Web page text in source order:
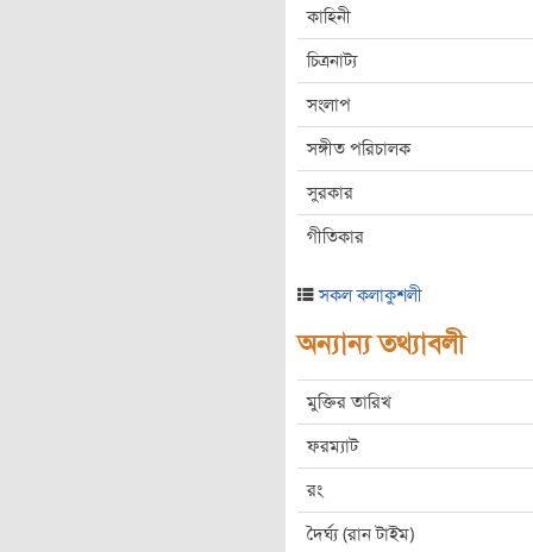
কাহিনী
চিত্রনাট্য
সংলাপ
সঙ্গীত পরিচালক
সুরকার
গীতিকার
সকল কলাকুশলী
অন্যান্য তথ্যাবলী
মুক্তির তারিখ
ফরম্যাট
রং
দৈর্ঘ্য (রান টাইম)